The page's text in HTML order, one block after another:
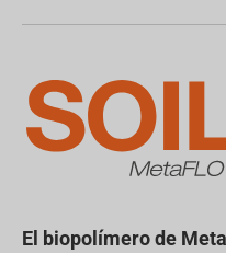
El biopolímero de